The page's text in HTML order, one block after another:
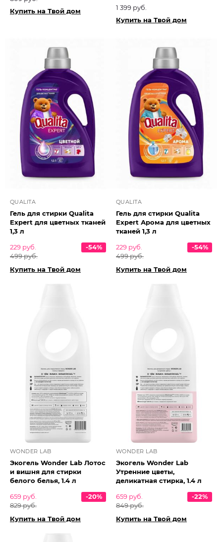
Купить на Твой дом
1 399 руб.
Купить на Твой дом
QUALITA
Гель для стирки Qualita
Expert для цветных тканей
1,3 л
229 руб.
499 руб.
-54%
Купить на Твой дом
QUALITA
Гель для стирки Qualita
Expert Арома для цветных
тканей 1,3 л
229 руб.
499 руб.
-54%
Купить на Твой дом
WONDER LAB
Экогель Wonder Lab Лотос
и вишня для стирки
белого белья, 1.4 л
659 руб.
829 руб.
-20%
Купить на Твой дом
WONDER LAB
Экогель Wonder Lab
Утренние цветы,
деликатная стирка, 1.4 л
659 руб.
849 руб.
-22%
Купить на Твой дом